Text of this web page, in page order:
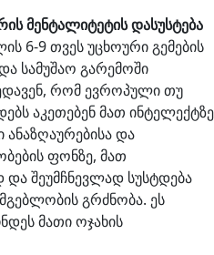
მენტალიტეტის დასუსტება
6-9 თვეს უცხოური გემების
სამუშაო გარემოში
რომ ევროპული თუ
აკეთებენ მათ ინტელექტზე
და
ფონზე, მათ
შეუმჩნევლად სუსტდება
გრძნობა. ეს
მათი ოჯახის